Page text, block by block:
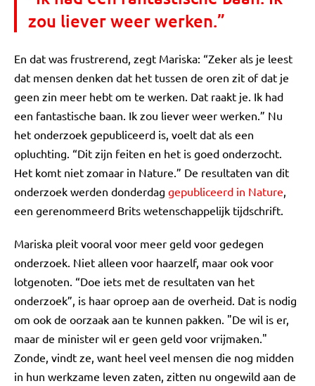
zou liever weer werken.”
En dat was frustrerend, zegt Mariska: “Zeker als je leest
dat mensen denken dat het tussen de oren zit of dat je
geen zin meer hebt om te werken. Dat raakt je. Ik had
een fantastische baan. Ik zou liever weer werken.” Nu
het onderzoek gepubliceerd is, voelt dat als een
opluchting. “Dit zijn feiten en het is goed onderzocht.
Het komt niet zomaar in Nature.” De resultaten van dit
onderzoek werden donderdag gepubliceerd in Nature,
een gerenommeerd Brits wetenschappelijk tijdschrift.
Mariska pleit vooral voor meer geld voor gedegen
onderzoek. Niet alleen voor haarzelf, maar ook voor
lotgenoten. “Doe iets met de resultaten van het
onderzoek”, is haar oproep aan de overheid. Dat is nodig
om ook de oorzaak aan te kunnen pakken. "De wil is er,
maar de minister wil er geen geld voor vrijmaken."
Zonde, vindt ze, want heel veel mensen die nog midden
in hun werkzame leven zaten, zitten nu ongewild aan de